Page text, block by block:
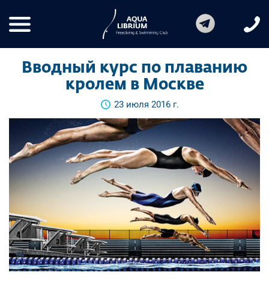
Вводный курс по плаванию
кролем в Москве
23 июля 2016 г.